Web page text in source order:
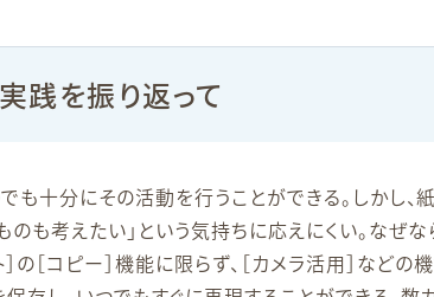
践を振り返って
も十分にその活動を行うことができる。しかし、
のも考えたい」という気持ちに応えにくい。なぜ
の［コピー］機能に限らず、［カメラ活用］などの